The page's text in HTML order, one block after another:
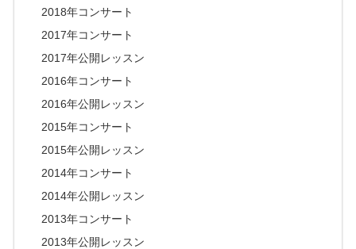
2018年コンサート
2017年コンサート
2017年公開レッスン
2016年コンサート
2016年公開レッスン
2015年コンサート
2015年公開レッスン
2014年コンサート
2014年公開レッスン
2013年コンサート
2013年公開レッスン